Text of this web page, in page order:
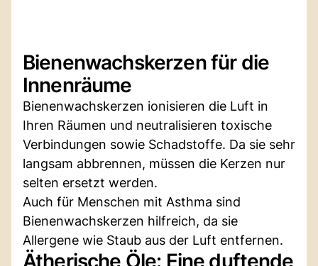
Bienenwachskerzen für die
Innenräume
Bienenwachskerzen ionisieren die Luft in
Ihren Räumen und neutralisieren toxische
Verbindungen sowie Schadstoffe. Da sie sehr
langsam abbrennen, müssen die Kerzen nur
selten ersetzt werden.
Auch für Menschen mit Asthma sind
Bienenwachskerzen hilfreich, da sie
Allergene wie Staub aus der Luft entfernen.
Ätherische Öle: Eine duftende